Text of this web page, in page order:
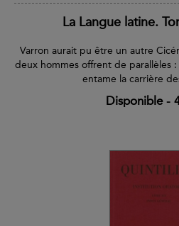
La Langue latine.
Varron aurait pu être un autre
deux hommes offrent de parallèles
entame la carrière
Disponible-